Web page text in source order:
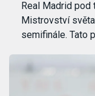
Real Madrid pod
Mistrovství
semifinále. Tato